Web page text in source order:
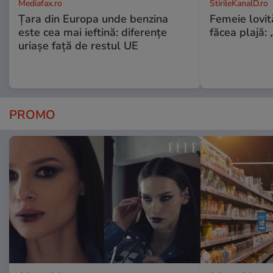
Mediafax.ro
Țara din Europa unde benzina
este cea mai ieftină: diferențe
uriașe față de restul UE
StirileKanalD.ro
Femeie
făcea plajă:
PROMO